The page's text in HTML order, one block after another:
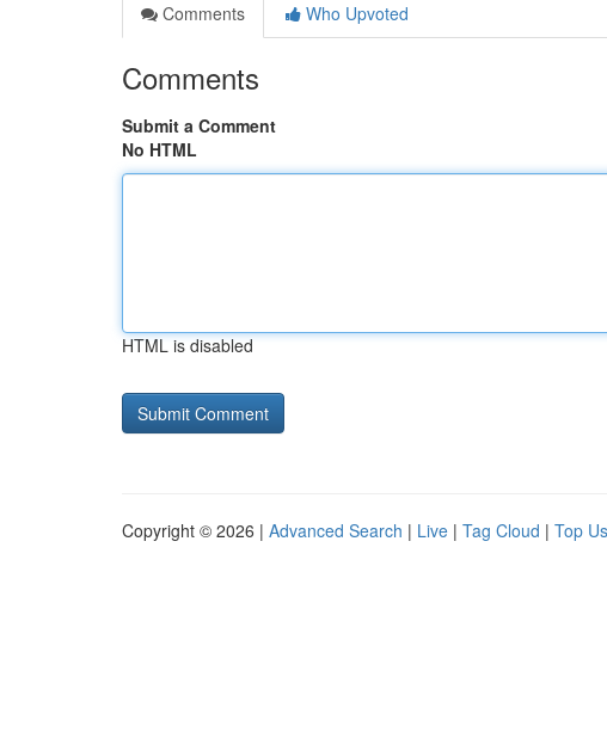
Comments
Who Upvoted
Comments
Submit a Comment
No HTML
HTML is disabled
Copyright © 2026 | Advanced Search | Live | Tag Cloud | Top